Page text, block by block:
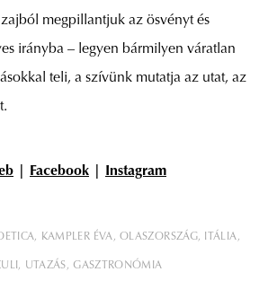
megpillantjuk az ösvényt és
irányba – legyen bármilyen váratlan
teli, a szívünk mutatja az utat, az
Facebook Instagram
KAMPLER ÉVA OLASZORSZÁG ITÁLIA
UTAZÁS GASZTRONÓMIA